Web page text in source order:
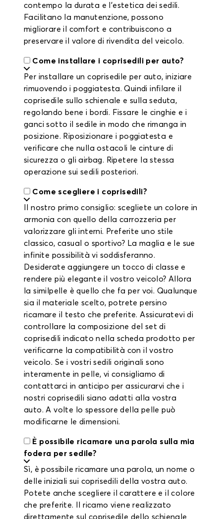
contempo la durata e l'estetica dei sedili.
Facilitano la manutenzione, possono
migliorare il comfort e contribuiscono a
preservare il valore di rivendita del veicolo.
Come installare i coprisedili per auto?
Per installare un coprisedile per auto, iniziare
rimuovendo i poggiatesta. Quindi infilare il
coprisedile sullo schienale e sulla seduta,
regolando bene i bordi. Fissare le cinghie e i
ganci sotto il sedile in modo che rimanga in
posizione. Riposizionare i poggiatesta e
verificare che nulla ostacoli le cinture di
sicurezza o gli airbag. Ripetere la stessa
operazione sui sedili posteriori.
Come scegliere i coprisedili?
Il nostro primo consiglio: scegliete un colore in
armonia con quello della carrozzeria per
valorizzare gli interni. Preferite uno stile
classico, casual o sportivo? La maglia e le sue
infinite possibilità vi soddisferanno.
Desiderate aggiungere un tocco di classe e
rendere più elegante il vostro veicolo? Allora
la similpelle è quello che fa per voi. Qualunque
sia il materiale scelto, potrete persino
ricamare il testo che preferite. Assicuratevi di
controllare la composizione del set di
coprisedili indicato nella scheda prodotto per
verificarne la compatibilità con il vostro
veicolo. Se i vostri sedili originali sono
interamente in pelle, vi consigliamo di
contattarci in anticipo per assicurarvi che i
nostri coprisedili siano adatti alla vostra
auto. A volte lo spessore della pelle può
modificarne le dimensioni.
È possibile ricamare una parola sulla mia
fodera per sedile?
Sì, è possibile ricamare una parola, un nome o
delle iniziali sui coprisedili della vostra auto.
Potete anche scegliere il carattere e il colore
che preferite. Il ricamo viene realizzato
direttamente sul coprisedile dello schienale